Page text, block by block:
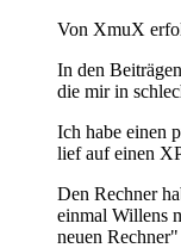
Von XmuX
In den
die mir in
Ich habe einen
lief auf einen
Den Rechner
einmal Willens
neuen